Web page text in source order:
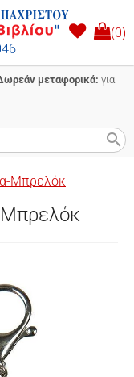
(0)
μεταφορικά: για
search
Μπρελόκ